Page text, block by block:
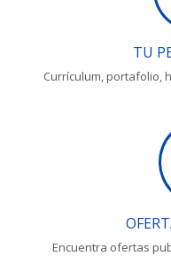
TU
Currículum, portafolio,
Encuentra ofertas